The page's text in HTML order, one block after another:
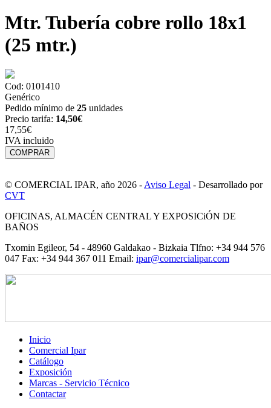
Mtr. Tubería cobre rollo 18x1
(25 mtr.)
Cod: 0101410
Genérico
Pedido mínimo de 25 unidades
Precio tarifa: 14,50€
17,55€
IVA incluido
© COMERCIAL IPAR, año 2026 - Aviso Legal - Desarrollado por
CVT
OFICINAS, ALMACÉN CENTRAL Y EXPOSICiÓN DE
BAÑOS
Txomin Egileor, 54 - 48960 Galdakao - Bizkaia Tlfno: +34 944 576
047 Fax: +34 944 367 011 Email: ipar@comercialipar.com
Inicio
Comercial Ipar
Catálogo
Exposición
Marcas - Servicio Técnico
Contactar